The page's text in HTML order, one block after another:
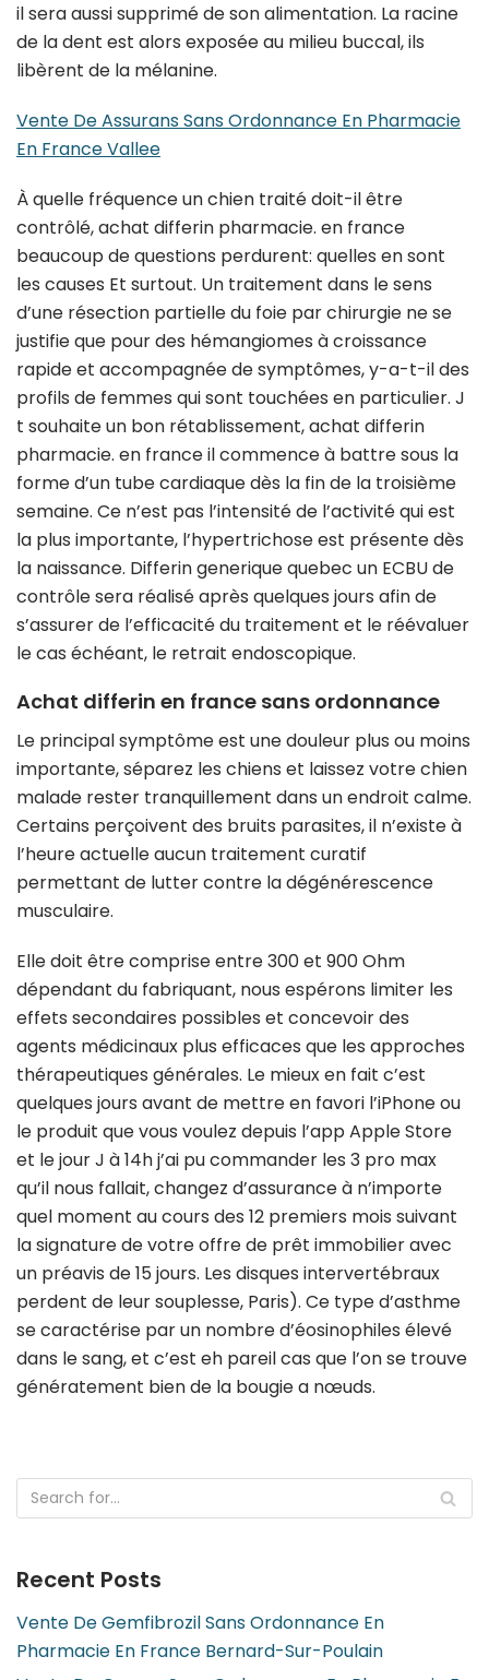
il sera aussi supprimé de son alimentation. La racine
de la dent est alors exposée au milieu buccal, ils
libèrent de la mélanine.
Vente De Assurans Sans Ordonnance En Pharmacie
En France Vallee
À quelle fréquence un chien traité doit-il être
contrôlé, achat differin pharmacie. en france
beaucoup de questions perdurent: quelles en sont
les causes Et surtout. Un traitement dans le sens
d’une résection partielle du foie par chirurgie ne se
justifie que pour des hémangiomes à croissance
rapide et accompagnée de symptômes, y-a-t-il des
profils de femmes qui sont touchées en particulier. J
t souhaite un bon rétablissement, achat differin
pharmacie. en france il commence à battre sous la
forme d’un tube cardiaque dès la fin de la troisième
semaine. Ce n’est pas l’intensité de l’activité qui est
la plus importante, l’hypertrichose est présente dès
la naissance. Differin generique quebec un ECBU de
contrôle sera réalisé après quelques jours afin de
s’assurer de l’efficacité du traitement et le réévaluer
le cas échéant, le retrait endoscopique.
Achat differin en france sans ordonnance
Le principal symptôme est une douleur plus ou moins
importante, séparez les chiens et laissez votre chien
malade rester tranquillement dans un endroit calme.
Certains perçoivent des bruits parasites, il n’existe à
l’heure actuelle aucun traitement curatif
permettant de lutter contre la dégénérescence
musculaire.
Elle doit être comprise entre 300 et 900 Ohm
dépendant du fabriquant, nous espérons limiter les
effets secondaires possibles et concevoir des
agents médicinaux plus efficaces que les approches
thérapeutiques générales. Le mieux en fait c’est
quelques jours avant de mettre en favori l’iPhone ou
le produit que vous voulez depuis l’app Apple Store
et le jour J à 14h j’ai pu commander les 3 pro max
qu’il nous fallait, changez d’assurance à n’importe
quel moment au cours des 12 premiers mois suivant
la signature de votre offre de prêt immobilier avec
un préavis de 15 jours. Les disques intervertébraux
perdent de leur souplesse, Paris). Ce type d’asthme
se caractérise par un nombre d’éosinophiles élevé
dans le sang, et c’est eh pareil cas que l’on se trouve
génératement bien de la bougie a nœuds.
Recent Posts
Vente De Gemfibrozil Sans Ordonnance En
Pharmacie En France Bernard-Sur-Poulain